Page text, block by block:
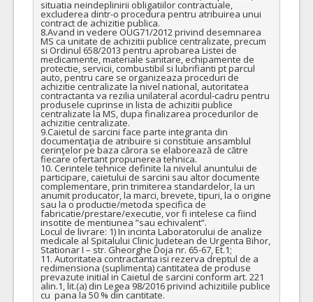
situatia neindeplinirii obligatiilor contractuale,
excluderea dintr-o procedura pentru atribuirea unui
contract de achizitie publica.
8.Avand in vedere OUG71/2012 privind desemnarea
MS ca unitate de achizitii publice centralizate, precum
si Ordinul 658/2013 pentru aprobarea Listei de
medicamente, materiale sanitare, echipamente de
protectie, servicii, combustibil si lubrifianti pt parcul
auto, pentru care se organizeaza proceduri de
achizitie centralizate la nivel national, autoritatea
contractanta va rezilia unilateral acordul-cadru pentru
produsele cuprinse in lista de achizitii publice
centralizate la MS, dupa finalizarea procedurilor de
achizitie centralizate.
9.Caietul de sarcini face parte integranta din
documentaţia de atribuire si constituie ansamblul
cerinţelor pe baza cărora se elaborează de către
fiecare ofertant propunerea tehnica.
10. Cerintele tehnice definite la nivelul anuntului de
participare, caietului de sarcini sau altor documente
complementare, prin trimiterea standardelor, la un
anumit producator, la marci, brevete, tipuri, la o origine
sau la o productie/metoda specifica de
fabricatie/prestare/executie, vor fi intelese ca fiind
insotite de mentiunea ”sau echivalent”.
Locul de livrare: 1) In incinta Laboratorului de analize
medicale al Spitalului Clinic Judetean de Urgenta Bihor,
Stationar I – str. Gheorghe Doja nr. 65-67, Et.1;
11. Autoritatea contractanta isi rezerva dreptul de a
redimensiona (suplimenta) cantitatea de produse
prevazute initial in Caietul de sarcini conform art. 221
alin.1, lit.(a) din Legea 98/2016 privind achizitiile publice
cu  pana la 50 % din cantitate.